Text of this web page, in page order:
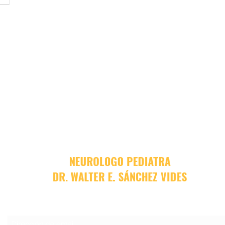
NEUROLOGO PEDIATRA
DR. WALTER E. SÁNCHEZ VIDES